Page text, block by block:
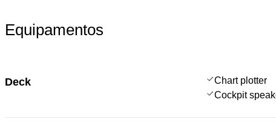
Equipamentos
Deck Chart plotter
Cockpit